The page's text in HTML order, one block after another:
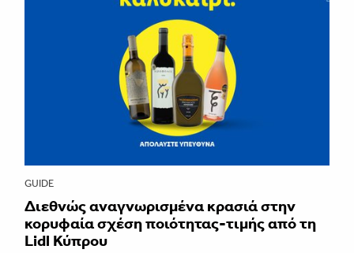
GUIDE
Διεθνώς αναγνωρισμένα κρασιά στην
κορυφαία σχέση ποιότητας-τιμής από τη
Lidl Κύπρου